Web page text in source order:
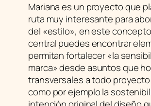
Mariana es un proyecto que
ruta muy interesante para
del «estilo», en este
central puedes encontrar
permitan fortalecer «la
marca» desde asuntos que
transversales a todo
como por ejemplo la